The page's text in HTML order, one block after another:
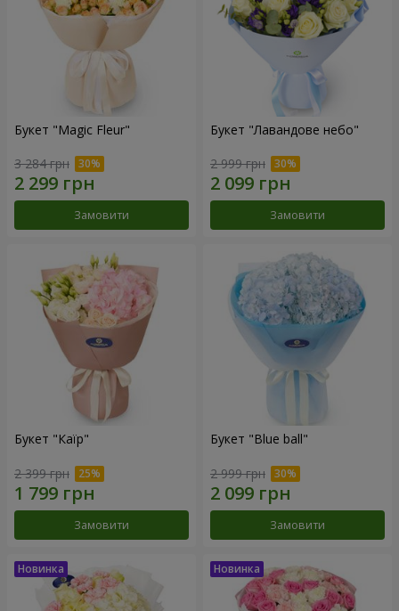
Букет "Magic Fleur"
3 284 грн
Замовити
Букет "Лавандове небо"
2 999 грн
Замовити
Букет "Каїр"
2 399 грн
Замовити
Букет "Blue ball"
2 999 грн
Замовити